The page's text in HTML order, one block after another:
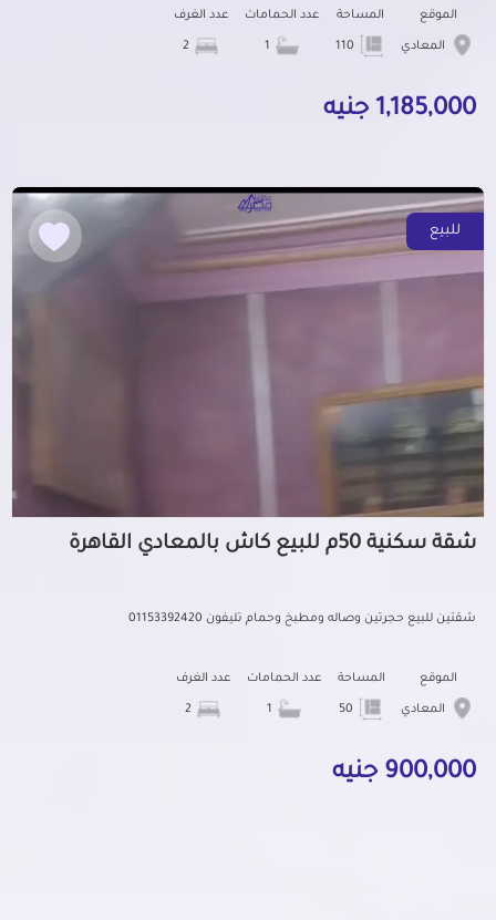
الموقع
المعادي
المساحة عدد الحمامات عدد الغرف
1,185,000 جنيه
للبيع
شقة سكنية 50م للبيع كاش بالمعادي القاهرة
شقتين للبيع حجرتين وصاله ومطبخ وحمام تليفون 01153392420
الموقع
المعادي
المساحة عدد الحمامات عدد الغرف
900,000 جنيه